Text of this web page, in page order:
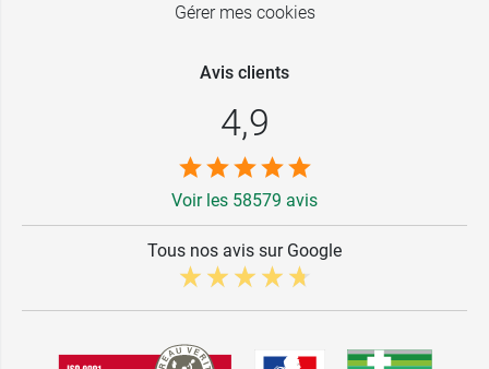
Gérer mes cookies
Avis clients
4,9
Voir les 58579 avis
Tous nos avis sur Google